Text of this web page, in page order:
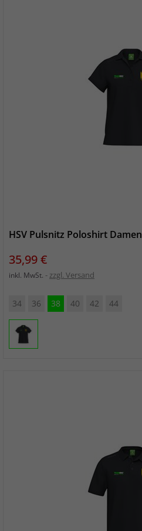
HSV Pulsnitz Poloshirt Damen
Preis
35,99 €
inkl. MwSt. zzgl. Versand
34 36 38 40 42 44